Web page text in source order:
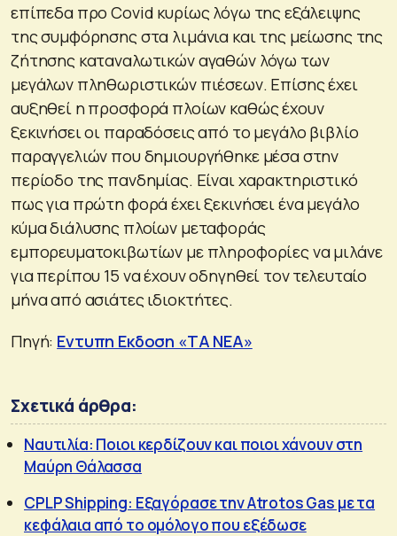
επίπεδα προ Covid κυρίως λόγω της εξάλειψης
της συμφόρησης στα λιμάνια και της μείωσης της
ζήτησης καταναλωτικών αγαθών λόγω των
μεγάλων πληθωριστικών πιέσεων. Επίσης έχει
αυξηθεί η προσφορά πλοίων καθώς έχουν
ξεκινήσει οι παραδόσεις από το μεγάλο βιβλίο
παραγγελιών που δημιουργήθηκε μέσα στην
περίοδο της πανδημίας. Είναι χαρακτηριστικό
πως για πρώτη φορά έχει ξεκινήσει ένα μεγάλο
κύμα διάλυσης πλοίων μεταφοράς
εμπορευματοκιβωτίων με πληροφορίες να μιλάνε
για περίπου 15 να έχουν οδηγηθεί τον τελευταίο
μήνα από ασιάτες ιδιοκτήτες.
Πηγή: Εντυπη Εκδοση «ΤΑ ΝΕΑ»
Σχετικά άρθρα:
Ναυτιλία: Ποιοι κερδίζουν και ποιοι χάνουν στη
Μαύρη Θάλασσα
CPLP Shipping: Εξαγόρασε την Atrotos Gas με τα
κεφάλαια από το ομόλογο που εξέδωσε